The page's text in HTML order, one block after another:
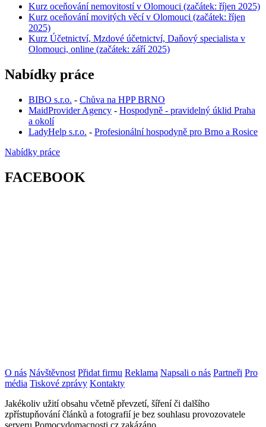
Kurz oceňování nemovitostí v Olomouci (začátek: říjen 2025)
Kurz oceňování movitých věcí v Olomouci (začátek: říjen
2025)
Kurz Účetnictví, Mzdové účetnictví, Daňový specialista v
Olomouci, online (začátek: září 2025)
Nabídky práce
BIBO s.r.o. - Chůva na HPP BRNO
MaidProvider Agency - Hospodyně - pravidelný úklid Praha
a okolí
LadyHelp s.r.o. - Profesionální hospodyně pro Brno a Rosice
Nabídky práce
FACEBOOK
O nás Návštěvnost Přidat firmu Reklama Napsali o nás Partneři Pro
média Tiskové zprávy Kontakty
Jakékoliv užití obsahu včetně převzetí, šíření či dalšího
zpřístupňování článků a fotografií je bez souhlasu provozovatele
serveru Pomocvdomacnosti.cz zakázáno.